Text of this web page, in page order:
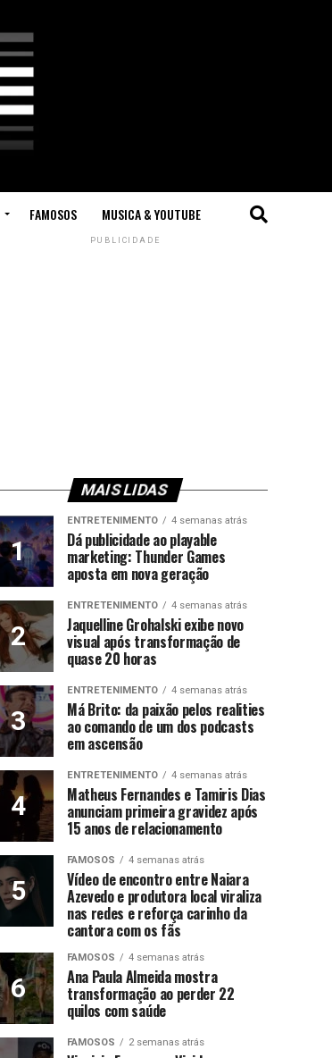
FAMOSOS MUSICA & YOUTUBE
PUBLICIDADE
MAIS LIDAS
ENTRETENIMENTO 4 semanas atrás
Dá publicidade ao playable
marketing: Thunder Games
aposta em nova geração
ENTRETENIMENTO 4 semanas atrás
Jaquelline Grohalski exibe novo
visual após transformação de
quase 20 horas
ENTRETENIMENTO 4 semanas atrás
Má Brito: da paixão pelos realities
ao comando de um dos podcasts
em ascensão
ENTRETENIMENTO 4 semanas atrás
Matheus Fernandes e Tamiris Dias
anunciam primeira gravidez após
15 anos de relacionamento
FAMOSOS 4 semanas atrás
Vídeo de encontro entre Naiara
Azevedo e produtora local viraliza
nas redes e reforça carinho da
cantora com os fãs
FAMOSOS 4 semanas atrás
Ana Paula Almeida mostra
transformação ao perder 22
quilos com saúde
FAMOSOS 2 semanas atrás